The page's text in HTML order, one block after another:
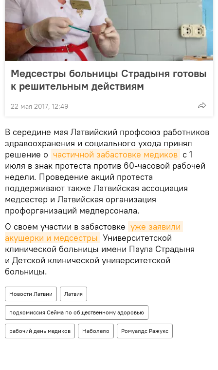
Медсестры больницы Страдыня готовы
к решительным действиям
22 мая 2017, 12:49
В середине мая Латвийский профсоюз работников
здравоохранения и социального ухода принял
решение о частичной забастовке медиков с 1
июля в знак протеста против 60-часовой рабочей
недели. Проведение акций протеста
поддерживают также Латвийская ассоциация
медсестер и Латвийская организация
профорганизаций медперсонала.
О своем участии в забастовке уже заявили
акушерки и медсестры Университетской
клинической больницы имени Пaула Страдыня
и Детской клинической университетской
больницы.
Новости Латвии Латвия
подкомиссия Сейма по общественному здоровью
рабочий день медиков Наболело Ромуалдс Ражукс